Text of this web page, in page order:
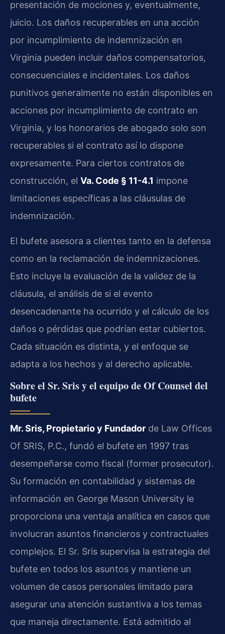
presentación de mociones y, eventualmente,
juicio. Los daños recuperables en una acción
por incumplimiento de indemnización en
Virginia pueden incluir daños compensatorios,
consecuenciales e incidentales. Los daños
punitivos generalmente no están disponibles en
acciones por incumplimiento de contrato en
Virginia, y los honorarios de abogado solo son
recuperables si el contrato así lo dispone
expresamente. Para ciertos contratos de
construcción, el Va. Code § 11-4.1 impone
limitaciones específicas a las cláusulas de
indemnización.
El bufete asesora a clientes tanto en la defensa
como en la reclamación de indemnizaciones.
Esto incluye la evaluación de la validez de la
cláusula, el análisis de si el evento
desencadenante ha ocurrido y el cálculo de los
daños o pérdidas que podrían estar cubiertos.
Cada situación es distinta, y el enfoque se
adapta a los hechos y al derecho aplicable.
Sobre el Sr. Sris y el equipo de Of Counsel del
bufete
Mr. Sris, Propietario y Fundador de Law Offices
Of SRIS, P.C., fundó el bufete en 1997 tras
desempeñarse como fiscal (former prosecutor).
Su formación en contabilidad y sistemas de
información en George Mason University le
proporciona una ventaja analítica en casos que
involucran asuntos financieros y contractuales
complejos. El Sr. Sris supervisa la estrategia del
bufete en todos los asuntos y mantiene un
volumen de casos personales limitado para
asegurar una atención sustantiva a los temas
que maneja directamente. Está admitido al